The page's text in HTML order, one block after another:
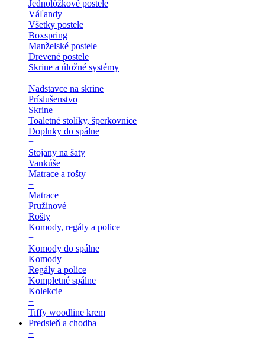
Jednolôžkové postele
Váľandy
Všetky postele
Boxspring
Manželské postele
Drevené postele
Skrine a úložné systémy
+
Nadstavce na skrine
Príslušenstvo
Skrine
Toaletné stolíky, šperkovnice
Doplnky do spálne
+
Stojany na šaty
Vankúše
Matrace a rošty
+
Matrace
Pružinové
Rošty
Komody, regály a police
+
Komody do spálne
Komody
Regály a police
Kompletné spálne
Kolekcie
+
Tiffy woodline krem
Predsieň a chodba
+